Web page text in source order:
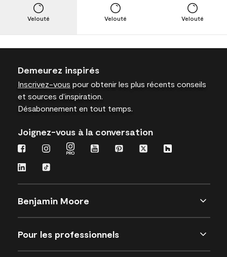
Velouté Velouté Velouté
Demeurez inspirés
Inscrivez-vous pour obtenir les plus récents conseils
et sources d’inspiration.
Désabonnement en tout temps.
Joignez-vous à la conversation
Benjamin Moore
Pour les professionnels